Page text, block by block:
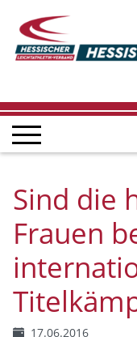
Sind die
Frauen
17.06.2016